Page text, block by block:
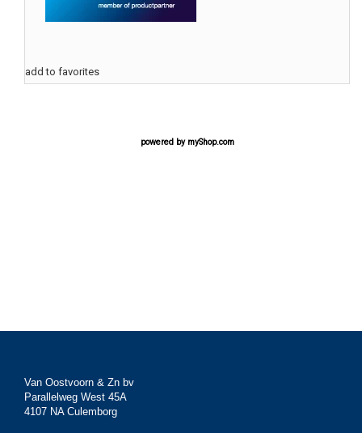
add to favorites
powered by myShop.com
Van Oostvoorn & Zn bv
Parallelweg West 45A
4107 NA Culemborg